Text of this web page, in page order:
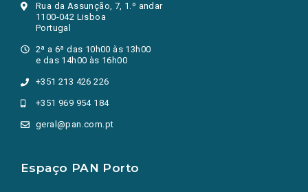
Rua da Assunção, 7, 1.º andar
1100-042 Lisboa
Portugal
2ª a 6ª das 10h00 às 13h00
e das 14h00 às 16h00
+351 213 426 226
+351 969 954 184
geral@pan.com.pt
Espaço PAN Porto